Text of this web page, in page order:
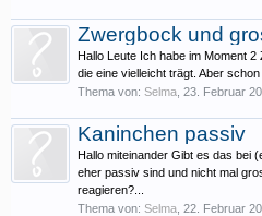
Zwergbock und
Hallo Leute Ich habe im Moment
die eine vielleicht trägt. Aber
Thema von: Selma 23. Februar
Kaninchen passiv
Hallo miteinander Gibt es das bei
eher passiv sind und nicht mal
reagieren?...
Thema von: Selma 22. Februar